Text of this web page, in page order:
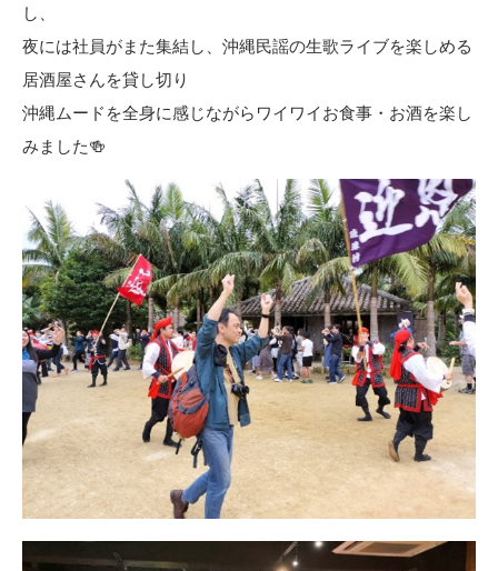
し、
夜には社員がまた集結し、沖縄民謡の生歌ライブを楽しめる
居酒屋さんを貸し切り
沖縄ムードを全身に感じながらワイワイお食事・お酒を楽し
みました🍻